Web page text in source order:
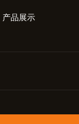
产品展示